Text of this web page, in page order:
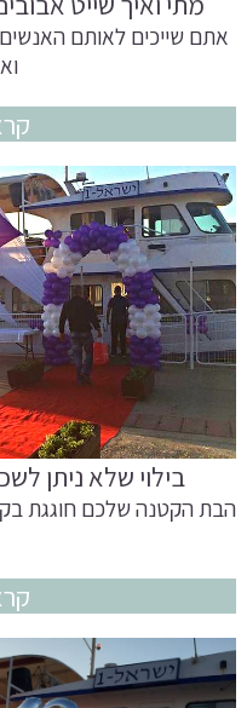
אתם שייכים לאותם
בילוי שלא ניתן
הבת הקטנה שלכם חוגגת